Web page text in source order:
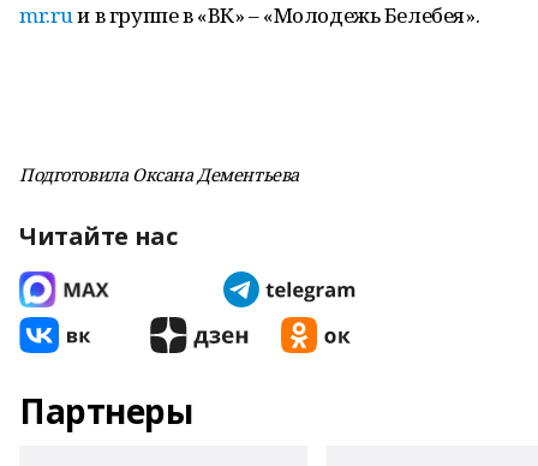
mr.ruи в группе в «ВК» – «Молодежь Белебея».
Подготовила Оксана Дементьева
Читайте нас
Партнеры